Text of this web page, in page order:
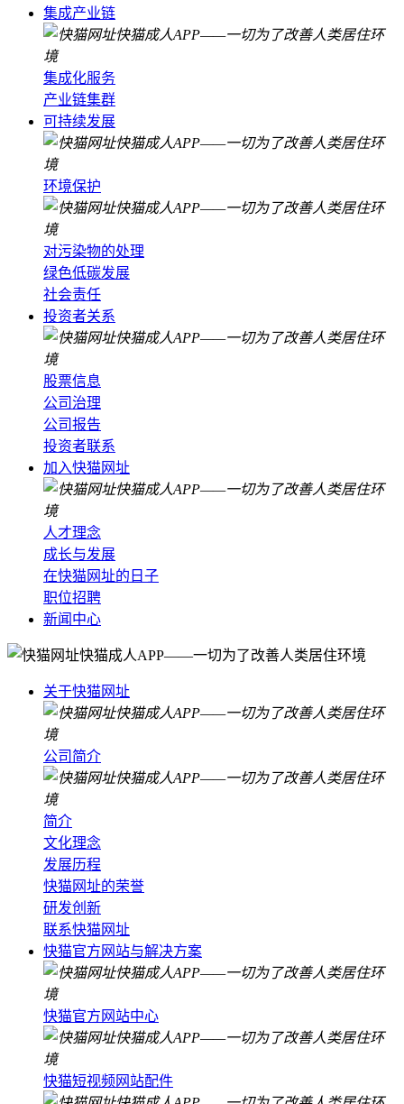
集成产业链
集成化服务
产业链集群
可持续发展
环境保护
对污染物的处理
绿色低碳发展
社会责任
投资者关系
股票信息
公司治理
公司报告
投资者联系
加入快猫网址
人才理念
成长与发展
在快猫网址的日子
职位招聘
新闻中心
关于快猫网址
公司简介
简介
文化理念
发展历程
快猫网址的荣誉
研发创新
联系快猫网址
快猫官方网站与解决方案
快猫官方网站中心
快猫短视频网站配件